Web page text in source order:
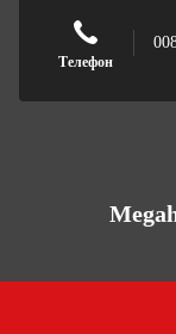
Телефон